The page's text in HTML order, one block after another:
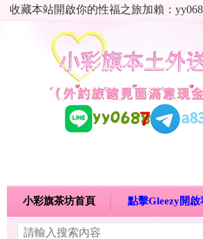
收藏本站開啟你的性福之旅加賴：
小彩旗茶坊首頁 點擊Gleezy開